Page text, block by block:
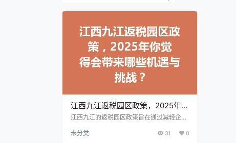
江西九江返税园区政策，2025年你
觉得会带来哪些机遇与挑战？
江西九江的返税园区政策旨在通过减轻企业
园区。这种政策不仅降低了企业的运营成
未分类 31 0